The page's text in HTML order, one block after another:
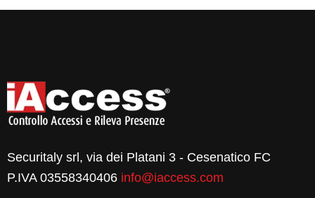
Securitaly srl, via dei Platani 3 - Cesenatico FC
P.IVA 03558340406 info@iaccess.com